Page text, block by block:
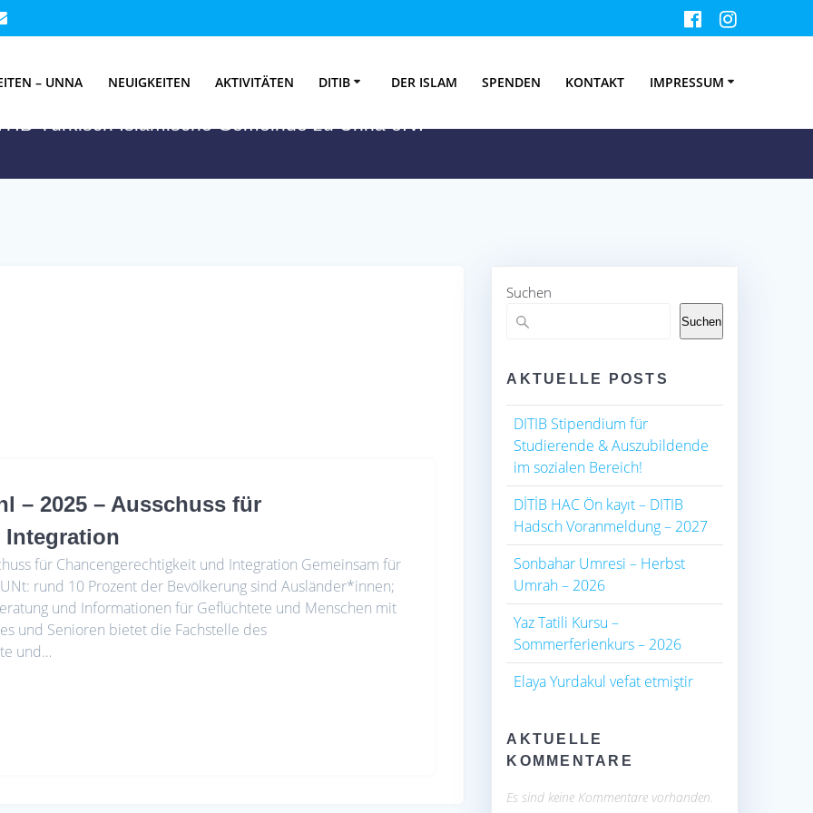
– UNNA NEUIGKEITEN AKTIVITÄTEN DITIB DER ISLAM SPENDEN KONTAKT IMPRESSUM
Nordrhein-Westfalen
Türkisch Islamische Gemeinde zu Unna e.V.
– 2025 – Ausschuss für
Integration
für Chancengerechtigkeit und Integration Gemeinsam für
rund 10 Prozent der Bevölkerung sind Ausländer*innen;
und Informationen für Geflüchtete und Menschen mit
und Senioren bietet die Fachstelle des
und…
Suchen
Suchen
AKTUELLE POSTS
DITIB Stipendium für
Studierende & Auszubildende
im sozialen Bereich!
DİTİB HAC Ön kayıt – DITIB
Hadsch Voranmeldung – 2027
Sonbahar Umresi – Herbst
Umrah – 2026
Yaz Tatili Kursu –
Sommerferienkurs – 2026
Elaya Yurdakul vefat etmiştir
AKTUELLE
KOMMENTARE
Es sind keine Kommentare vorhanden.